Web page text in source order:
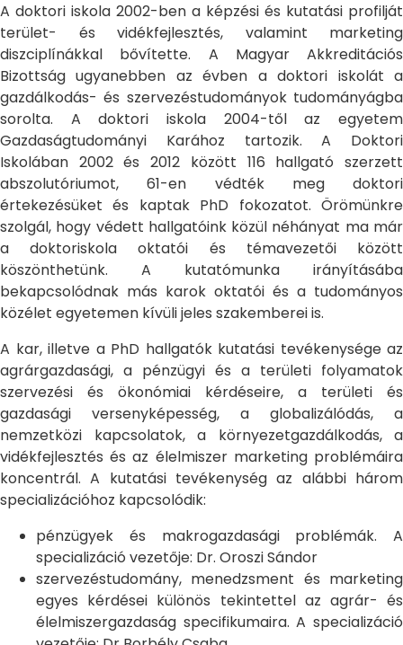
A doktori iskola 2002-ben a képzési és kutatási profilját
terület- és vidékfejlesztés, valamint marketing
diszciplínákkal bővítette. A Magyar Akkreditációs
Bizottság ugyanebben az évben a doktori iskolát a
gazdálkodás- és szervezéstudományok tudományágba
sorolta. A doktori iskola 2004-től az egyetem
Gazdaságtudományi Karához tartozik. A Doktori
Iskolában 2002 és 2012 között 116 hallgató szerzett
abszolutóriumot, 61-en védték meg doktori
értekezésüket és kaptak PhD fokozatot. Örömünkre
szolgál, hogy védett hallgatóink közül néhányat ma már
a doktoriskola oktatói és témavezetői között
köszönthetünk. A kutatómunka irányításába
bekapcsolódnak más karok oktatói és a tudományos
közélet egyetemen kívüli jeles szakemberei is.
A kar, illetve a PhD hallgatók kutatási tevékenysége az
agrárgazdasági, a pénzügyi és a területi folyamatok
szervezési és ökonómiai kérdéseire, a területi és
gazdasági versenyképesség, a globalizálódás, a
nemzetközi kapcsolatok, a környezetgazdálkodás, a
vidékfejlesztés és az élelmiszer marketing problémáira
koncentrál. A kutatási tevékenység az alábbi három
specializációhoz kapcsolódik:
pénzügyek és makrogazdasági problémák. A
specializáció vezetője: Dr. Oroszi Sándor
szervezéstudomány, menedzsment és marketing
egyes kérdései különös tekintettel az agrár- és
élelmiszergazdaság specifikumaira. A specializáció